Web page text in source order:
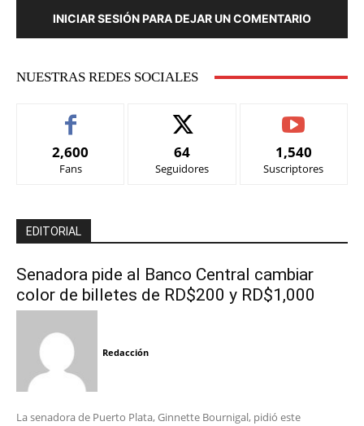
INICIAR SESIÓN PARA DEJAR UN COMENTARIO
NUESTRAS REDES SOCIALES
2,600
Fans
64
Seguidores
1,540
Suscriptores
EDITORIAL
Senadora pide al Banco Central cambiar
color de billetes de RD$200 y RD$1,000
Redacción
La senadora de Puerto Plata, Ginnette Bournigal, pidió este